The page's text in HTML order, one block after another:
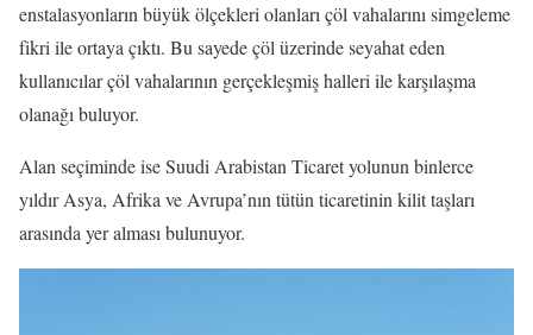
enstalasyonların büyük ölçekleri olanları çöl vahalarını simgeleme
fikri ile ortaya çıktı. Bu sayede çöl üzerinde seyahat eden
kullanıcılar çöl vahalarının gerçekleşmiş halleri ile karşılaşma
olanağı buluyor.
Alan seçiminde ise Suudi Arabistan Ticaret yolunun binlerce
yıldır Asya, Afrika ve Avrupa’nın tütün ticaretinin kilit taşları
arasında yer alması bulunuyor.